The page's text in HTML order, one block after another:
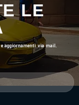
LE
aggiornamenti via mail.